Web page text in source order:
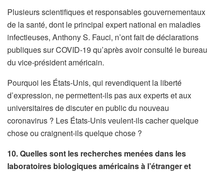
Plusieurs scientifiques et responsables gouvernementaux
de la santé, dont le principal expert national en maladies
infectieuses, Anthony S. Fauci, n’ont fait de déclarations
publiques sur COVID-19 qu’après avoir consulté le bureau
du vice-président américain.
Pourquoi les États-Unis, qui revendiquent la liberté
d’expression, ne permettent-ils pas aux experts et aux
universitaires de discuter en public du nouveau
coronavirus ? Les États-Unis veulent-ils cacher quelque
chose ou craignent-ils quelque chose ?
10. Quelles sont les recherches menées dans les
laboratoires biologiques américains à l’étranger et